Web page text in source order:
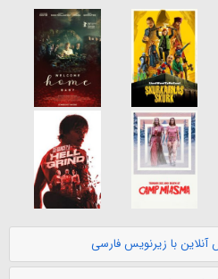
با زیرنویس فارسی